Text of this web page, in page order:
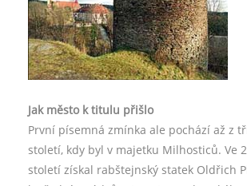
Jak město k titulu přišlo
První písemná zmínka ale pochází až z
století, kdy byl v majetku Milhosticů. Ve
století získal rabštejnský statek Oldřich